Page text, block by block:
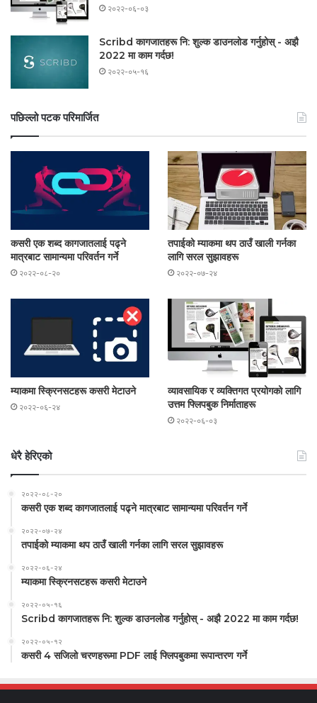
२०२२-०६-०३
Scribd कागजातहरू नि: शुल्क डाउनलोड गर्नुहोस् - अझै
2022 मा काम गर्दछ!
२०२२-०५-१६
पछिल्लो पटक परिमार्जित
कसरी एक शब्द कागजातलाई पढ्ने
मात्रबाट सामान्यमा परिवर्तन गर्ने
२०२२-०८-२०
तपाईको म्याकमा थप ठाउँ खाली गर्नका
लागि सरल सुझावहरू
२०२२-०७-२४
म्याकमा स्क्रिनसटहरू कसरी मेटाउने
२०२२-०६-२४
व्यावसायिक र व्यक्तिगत प्रयोगको लागि
उत्तम फ्लिपबुक निर्माताहरू
२०२२-०६-०३
धेरै हेरिएको
२०२२-०८-२०
कसरी एक शब्द कागजातलाई पढ्ने मात्रबाट सामान्यमा परिवर्तन गर्ने
२०२२-०७-२४
तपाईको म्याकमा थप ठाउँ खाली गर्नका लागि सरल सुझावहरू
२०२२-०६-२४
म्याकमा स्क्रिनसटहरू कसरी मेटाउने
२०२२-०५-१६
Scribd कागजातहरू नि: शुल्क डाउनलोड गर्नुहोस् - अझै 2022 मा काम गर्दछ!
२०२२-०५-१२
कसरी 4 सजिलो चरणहरूमा PDF लाई फ्लिपबुकमा रूपान्तरण गर्ने